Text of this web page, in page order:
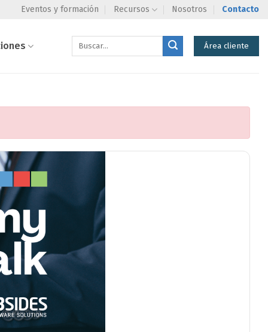
Eventos y formación Recursos Nosotros Contacto
Área cliente